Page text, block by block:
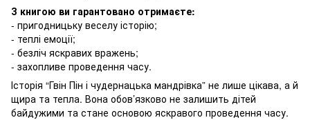
З книгою ви гарантовано отримаєте:
- пригодницьку веселу історію;
- теплі емоції;
- безліч яскравих вражень;
- захопливе проведення часу.
Історія “Гвін Пін і чудернацька мандрівка” не лише цікава, а й
щира та тепла. Вона обов’язково не залишить дітей
байдужими та стане основою яскравого проведення часу.